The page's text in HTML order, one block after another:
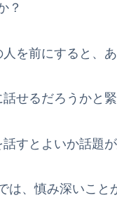
？
を前にすると、あ
せるだろうかと緊
すとよいか話題が
、慎み深いこと